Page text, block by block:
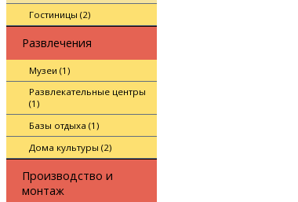
Гостиницы (2)
Развлечения
Музеи (1)
Развлекательные центры
(1)
Базы отдыха (1)
Дома культуры (2)
Производство и
монтаж